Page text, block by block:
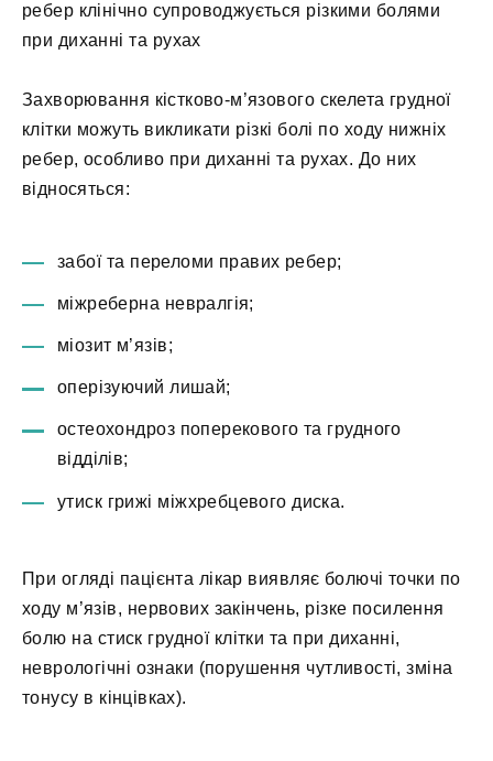
ребер клінічно супроводжується різкими болями
при диханні та рухах
Захворювання кістково-м’язового скелета грудної
клітки можуть викликати різкі болі по ходу нижніх
ребер, особливо при диханні та рухах. До них
відносяться:
забої та переломи правих ребер;
міжреберна невралгія;
міозит м’язів;
оперізуючий лишай;
остеохондроз поперекового та грудного
відділів;
утиск грижі міжхребцевого диска.
При огляді пацієнта лікар виявляє болючі точки по
ходу м’язів, нервових закінчень, різке посилення
болю на стиск грудної клітки та при диханні,
неврологічні ознаки (порушення чутливості, зміна
тонусу в кінцівках).